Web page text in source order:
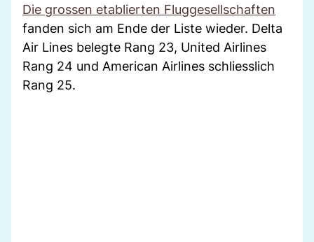
Die grossen etablierten Fluggesellschaften
fanden sich am Ende der Liste wieder. Delta
Air Lines belegte Rang 23, United Airlines
Rang 24 und American Airlines schliesslich
Rang 25.